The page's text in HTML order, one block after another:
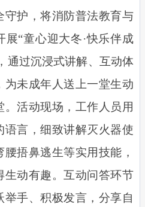
守护，将消防普法教育与
展“童心迎大冬·快乐伴成
通过沉浸式讲解、互动体
未成年人送上一堂生动
活动现场，工作人员用
言，细致讲解灭火器使
捂鼻逃生等实用技能，
生动有趣。互动问答环节
手、积极发言，分享自